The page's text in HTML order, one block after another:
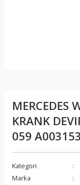
MERCEDES
KRANK
059
Kategori
Marka